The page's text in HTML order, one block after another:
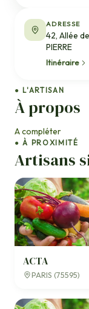
● L'ARTISAN
À propos
A compléter
● À PROXIMITÉ
Artisans
ACTA
PARIS (75595)
ADRESSE
42, Allée
PIERRE
Itinéraire